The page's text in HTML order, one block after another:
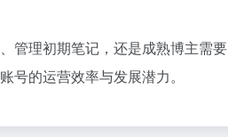
管理初期笔记，还是成熟博主需要
的运营效率与发展潜力。